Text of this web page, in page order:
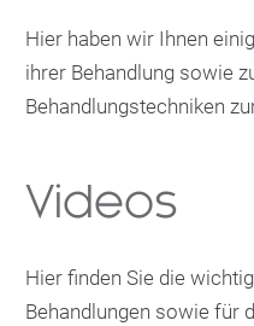
Hier haben wir Ihnen
ihrer Behandlung sowie
Behandlungstechniken
Videos
Hier finden Sie die
Behandlungen sowie für